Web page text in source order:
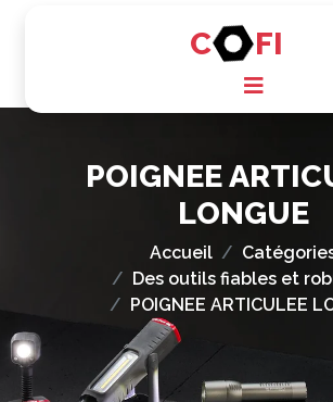
C FI
POIGNEE
LONGUE
Accueil
Des outils fiables et
POIGNEE ARTICULEE